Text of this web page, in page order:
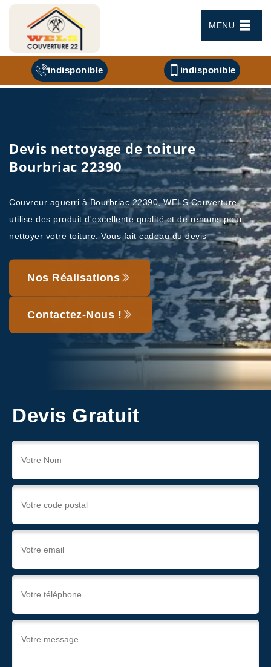
MENU
indisponible indisponible
Devis nettoyage de toiture
Bourbriac 22390
Couvreur aguerri à Bourbriac 22390, WELS Couverture
utilise des produit d'excellente qualité et de renoms pour
nettoyer votre toiture. Vous fait cadeau du devis
Nos Réalisations
Contactez-Nous !
Devis Gratuit